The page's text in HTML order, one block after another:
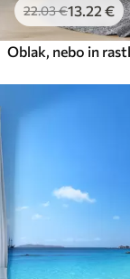
22.03€13 .22 €
Oblak, nebo in